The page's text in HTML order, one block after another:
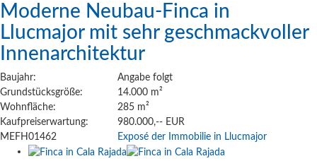
Moderne Neubau-Finca in
Llucmajor mit sehr geschmackvoller
Innenarchitektur
Baujahr:
Angabe folgt
Grundstücksgröße:
14.000 m²
Wohnfläche:
285 m²
Kaufpreiserwartung:
980.000,-- EUR
MEFH01462
Exposé der Immobilie in Llucmajor